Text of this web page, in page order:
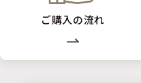
ご購入の流れ